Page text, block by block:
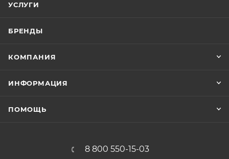
УСЛУГИ
БРЕНДЫ
КОМПАНИЯ
ИНФОРМАЦИЯ
ПОМОЩЬ
8 800 550-15-03